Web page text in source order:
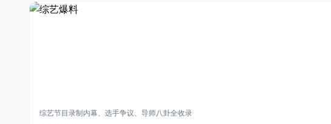
综艺节目录制内幕、选手争议、导师八卦全收录